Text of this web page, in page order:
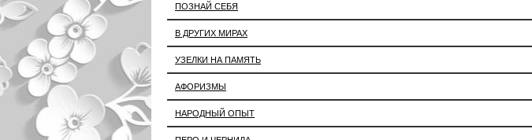
ПОЗНАЙ СЕБЯ
В ДРУГИХ МИРАХ
УЗЕЛКИ НА ПАМЯТЬ
АФОРИЗМЫ
НАРОДНЫЙ ОПЫТ